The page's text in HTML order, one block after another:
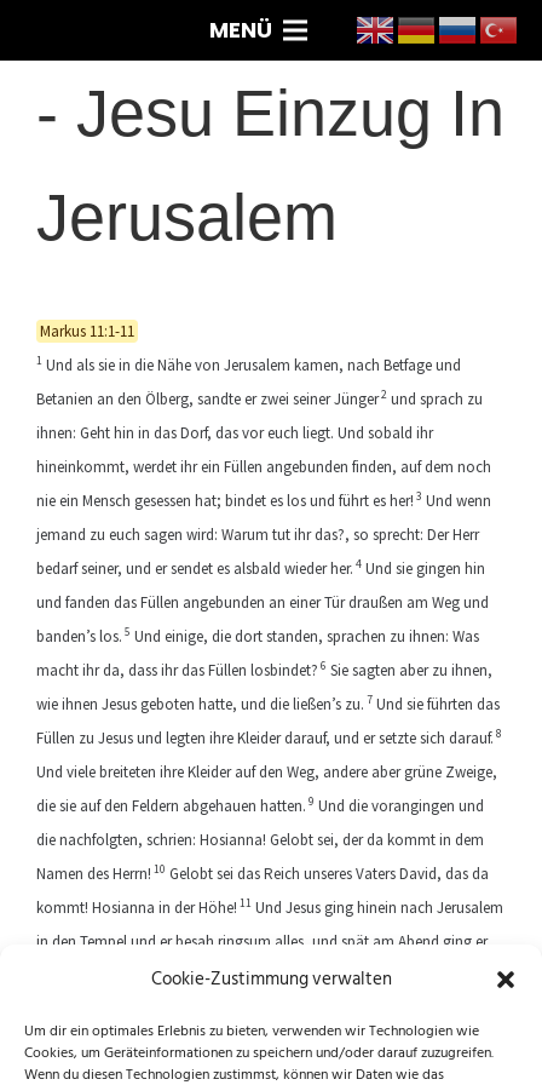
Cookie-Zustimmung verwalten
Um dir ein optimales Erlebnis zu bieten, verwenden wir Technologien wie
Cookies, um Geräteinformationen zu speichern und/oder darauf zuzugreifen.
Wenn du diesen Technologien zustimmst, können wir Daten wie das
MENÜ
- Jesu Einzug In
Jerusalem
Markus 11:1-11
1 Und als sie in die Nähe von Jerusalem kamen, nach Betfage und
Betanien an den Ölberg, sandte er zwei seiner Jünger2 und sprach zu
ihnen: Geht hin in das Dorf, das vor euch liegt. Und sobald ihr
hineinkommt, werdet ihr ein Füllen angebunden finden, auf dem noch
nie ein Mensch gesessen hat; bindet es los und führt es her! 3 Und wenn
jemand zu euch sagen wird: Warum tut ihr das?, so sprecht: Der Herr
bedarf seiner, und er sendet es alsbald wieder her. 4 Und sie gingen hin
und fanden das Füllen angebunden an einer Tür draußen am Weg und
banden’s los. 5 Und einige, die dort standen, sprachen zu ihnen: Was
macht ihr da, dass ihr das Füllen losbindet? 6 Sie sagten aber zu ihnen,
wie ihnen Jesus geboten hatte, und die ließen’s zu. 7 Und sie führten das
Füllen zu Jesus und legten ihre Kleider darauf, und er setzte sich darauf. 8
Und viele breiteten ihre Kleider auf den Weg, andere aber grüne Zweige,
die sie auf den Feldern abgehauen hatten. 9 Und die vorangingen und
die nachfolgten, schrien: Hosianna! Gelobt sei, der da kommt in dem
Namen des Herrn! 10 Gelobt sei das Reich unseres Vaters David, das da
kommt! Hosianna in der Höhe! 11 Und Jesus ging hinein nach Jerusalem
in den Tempel und er besah ringsum alles, und spät am Abend ging er
hinaus nach Betanien mit den Zwölfen.
Next article
Previous article